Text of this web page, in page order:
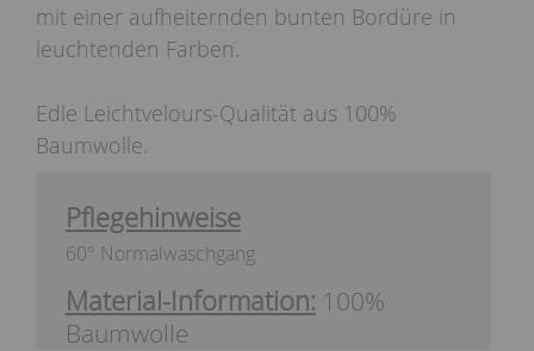
mit einer aufheiternden bunten Bordüre in
leuchtenden Farben.
Edle Leichtvelours-Qualität aus 100%
Baumwolle.
Pflegehinweise
60° Normalwaschgang
Material-Information: 100%
Baumwolle